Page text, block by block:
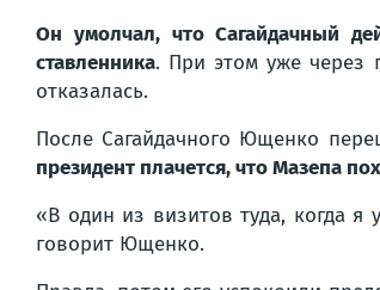
Он умолчал, что Сагайдачный
ставленника. При этом уже через
отказалась.
После Сагайдачного Ющенко
президент плачется, что Мазепа
«В один из визитов туда, когда я
говорит Ющенко.